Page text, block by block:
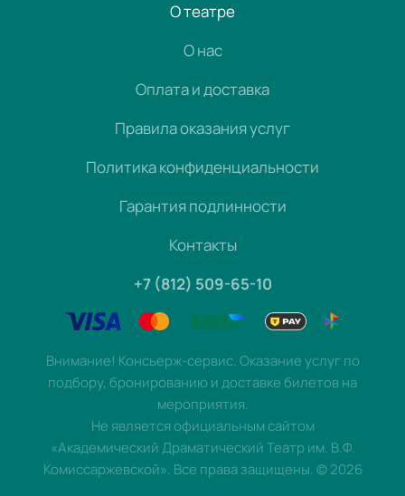
О театре
О нас
Оплата и доставка
Правила оказания услуг
Политика конфиденциальности
Гарантия подлинности
Контакты
+7 (812) 509-65-10
Внимание! Консьерж-сервис. Оказание услуг по
подбору, бронированию и доставке билетов на
мероприятия.
Не является официальным сайтом
«Академический Драматический Театр им. В.Ф.
Комиссаржевской». Все права защищены.©2026